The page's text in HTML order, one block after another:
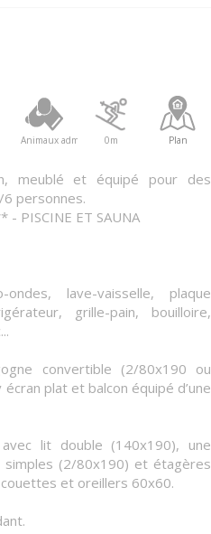
Animaux admis 0m Plan
meublé et équipé pour des
personnes.
- PISCINE ET SAUNA
lave-vaisselle, plaque
grille-pain, bouilloire,
convertible (2/80x190 ou
plat et balcon équipé d’une
lit double (140x190), une
simples (2/80x190) et étagères
et oreillers 60x60.